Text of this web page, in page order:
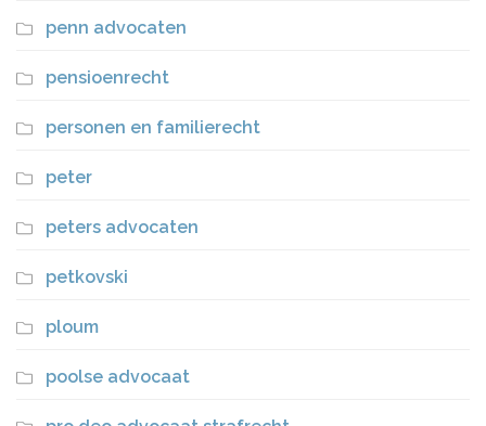
penn advocaten
pensioenrecht
personen en familierecht
peter
peters advocaten
petkovski
ploum
poolse advocaat